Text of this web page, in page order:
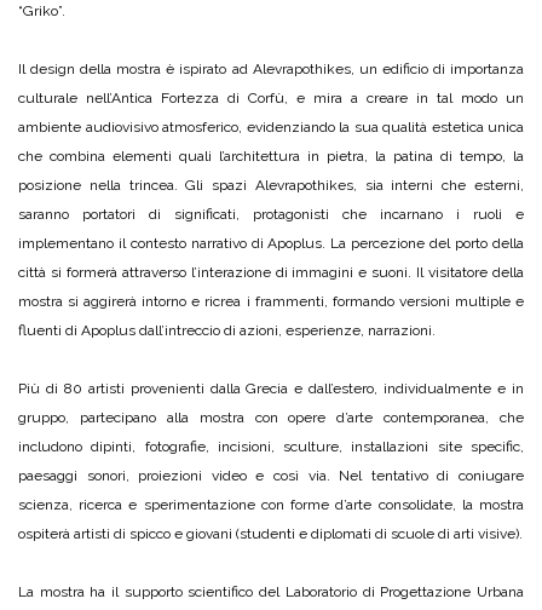
“Griko”.
Il design della mostra è ispirato ad Alevrapothikes, un edificio di importanza
culturale nell’Antica Fortezza di Corfù, e mira a creare in tal modo un
ambiente audiovisivo atmosferico, evidenziando la sua qualità estetica unica
che combina elementi quali l’architettura in pietra, la patina di tempo, la
posizione nella trincea. Gli spazi Alevrapothikes, sia interni che esterni,
saranno portatori di significati, protagonisti che incarnano i ruoli e
implementano il contesto narrativo di Apoplus. La percezione del porto della
città si formerà attraverso l’interazione di immagini e suoni. Il visitatore della
mostra si aggirerà intorno e ricrea i frammenti, formando versioni multiple e
fluenti di Apoplus dall’intreccio di azioni, esperienze, narrazioni.
Più di 80 artisti provenienti dalla Grecia e dall’estero, individualmente e in
gruppo, partecipano alla mostra con opere d’arte contemporanea, che
includono dipinti, fotografie, incisioni, sculture, installazioni site specific,
paesaggi sonori, proiezioni video e così via. Nel tentativo di coniugare
scienza, ricerca e sperimentazione con forme d’arte consolidate, la mostra
ospiterà artisti di spicco e giovani (studenti e diplomati di scuole di arti visive).
La mostra ha il supporto scientifico del Laboratorio di Progettazione Urbana